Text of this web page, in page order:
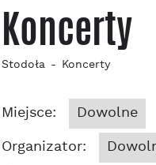
Koncerty
Stodoła Koncerty
Miejsce: Dowolne
Organizator: